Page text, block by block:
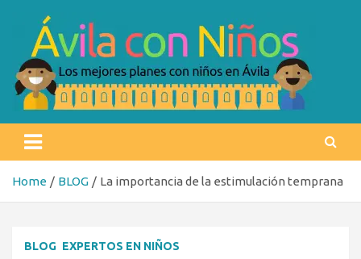
content
Ávila con niños
Home BLOG La importancia de la estimulación temprana
BLOG EXPERTOS EN NIÑOS